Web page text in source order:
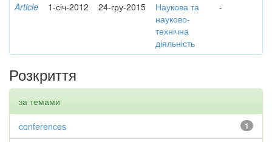
Article 1-січ-2012 24-гру-2015
Наукова та
науково-
технічна
діяльність
-
Розкриття
за темами
1
conferences